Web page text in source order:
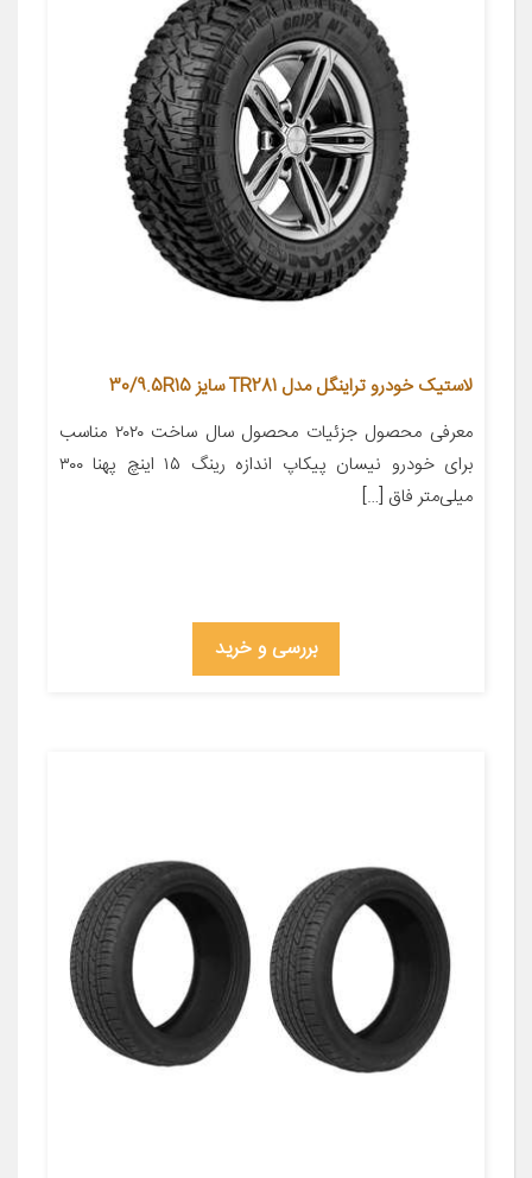
لاستیک خودرو تراینگل مدل TR281 سایز 30/9.5R15
معرفی محصول جزئیات محصول سال ساخت ۲۰۲۰ مناسب
برای خودرو نیسان پیکاپ اندازه رینگ ۱۵ اینچ پهنا ۳۰۰
میلی‌متر فاق […]
بررسی و خرید